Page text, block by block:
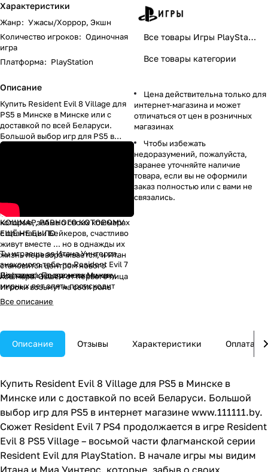
Характеристики
Жанр: Ужасы/Хоррор, Экшн
Количество игроков: Одиночная
игра
Платформа: PlayStation
Описание
Купить Resident Evil 8 Village для
PS5 в Минске в Минске или с
доставкой по всей Беларуси.
Большой выбор игр для PS5 в
интернет магазине
для PlayStation. В начале игры мы
видим Итана и Миа Уинтерс,
которые, забыв о своих кошмарах
с плантации Бейкеров, счастливо
живут вместе ... но в однажды их
жизнь переворачивается, и Итан
становится центром нового
кошмара. Экшен от первого лица
Игроки возьмут на себя роль
Итана Уинтерса и испытают себя в
ближнем бое и ужасной погоне.
КОШМАР, РАВНОГО КОТОРОМУ
ЕЩЁ НЕ БЫЛО
Ты играешь за Итана Уинтерса,
знакомого тебе по Resident Evil 7
Biohazard. После нескольких
мирных лет опять происходит
трагедия, и тебе придётся
сражаться с монстрами, чтобы
Тебя ждут герои, с которыми ты
осторожен! В предыдущих частях
этой серии Крис Редфилд был на
стороне хороших парней. Но,
возможно, что-то изменилось.
Или нет? В любом случае, не
берегись коварных противников,
готовых в любой момент нанести
тебе удар из-за угла.
Доставкакурьером по Минску.
Все описание
Все товары Игры PlayStation
Все товары категории
Цена действительна только для
интернет-магазина и может
отличаться от цен в розничных
магазинах
Чтобы избежать
недоразумений, пожалуйста,
заранее уточняйте наличие
товара, если вы не оформили
заказ полностью или с вами не
связались.
Описание Отзывы Характеристики Оплата
Купить Resident Evil 8 Village для PS5 в Минске в
Минске или с доставкой по всей Беларуси. Большой
выбор игр для PS5 в интернет магазине www.111111.by.
Сюжет Resident Evil 7 PS4 продолжается в игре Resident
Evil 8 PS5 Village – восьмой части флагманской серии
Resident Evil для PlayStation. В начале игры мы видим
Итана и Миа Уинтерс, которые, забыв о своих